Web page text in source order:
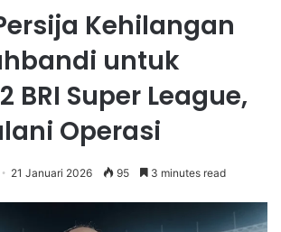
Kehilangan
untuk
BRI Super League,
Operasi
21 Januari 2026 95 3 minutes read